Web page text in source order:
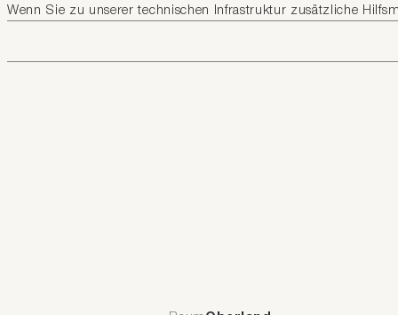
Wenn Sie zu unserer technischen Infrastruktur zusätzliche